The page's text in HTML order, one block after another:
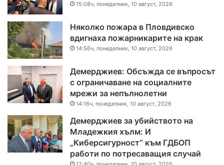
15:08ч, понеделник, 10 август, 2026
Няколко пожара в Пловдивско
вдигнаха пожарникарите на крак
14:56ч, понеделник, 10 август, 2026
Демерджиев: Обсъжда се въпросът
с ограничаване на социалните
мрежи за непълнолетни
14:16ч, понеделник, 10 август, 2026
Демерджиев за убийството на
Младежкия хълм: И
„Киберсигурност“ към ГДБОП
работи по потресаващия случай